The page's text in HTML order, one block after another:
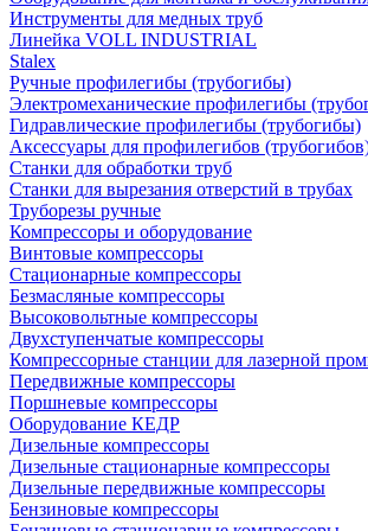
Инструменты для медных труб
Линейка VOLL INDUSTRIAL
Stalex
Ручные профилегибы (трубогибы)
Электромеханические профилегибы
Гидравлические профилегибы (трубогибы)
Аксессуары для профилегибов
Станки для обработки труб
Станки для вырезания отверстий в трубах
Труборезы ручные
Компрессоры и оборудование
Винтовые компрессоры
Стационарные компрессоры
Безмасляные компрессоры
Высоковольтные компрессоры
Двухступенчатые компрессоры
Компрессорные станции для лазерной
Передвижные компрессоры
Поршневые компрессоры
Оборудование КЕДР
Дизельные компрессоры
Дизельные стационарные компрессоры
Дизельные передвижные компрессоры
Бензиновые компрессоры